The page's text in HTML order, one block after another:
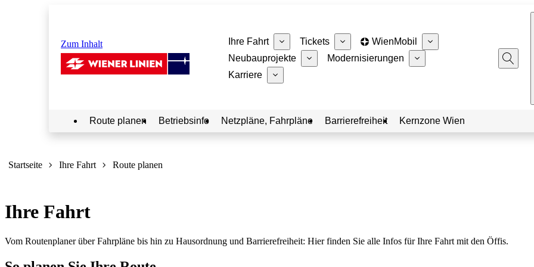
Zum Inhalt Ihre Fahrt Tickets
WienMobil
Neubauprojekte
Modernisierungen
Karriere
Route planen Betriebsinfo Netzpläne, Fahrpläne Barrierefreiheit Kernzone Wien
hier:
Startseite Ihre Fahrt Route planen
Ihre Fahrt
Vom Routenplaner über Fahrpläne bis hin zu Hausordnung und Barrierefreiheit: Hier finden Sie alle Infos für Ihre Fahrt mit den Öffis.